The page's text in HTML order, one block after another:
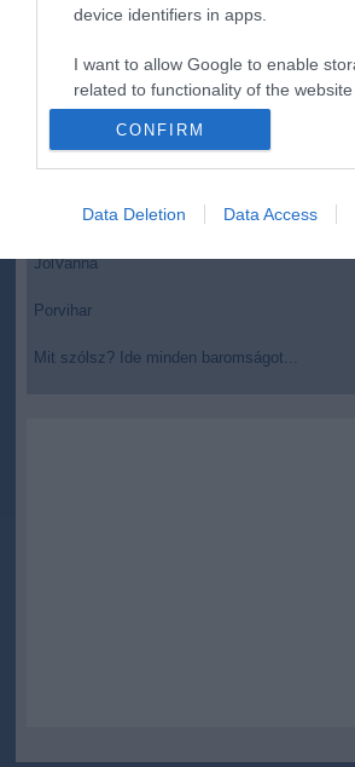
device identifiers in apps.
I want to allow Google to enable
related to functionality of the website
I want to allow Google to enable
related to personalization.
I want to allow Google to enable
functionality and fraud prevention,
CONFIRM
Data Deletion Data Access
top cikkek:
Nem is olyan egészséges a népszerű banán?
top fórum témák:
Tanár Úr gyere, mindjárt lesz Lillád!
AZ IGAZSÁG SOHA NEM KÉSŐ
JólVanna
Porvihar
Mit szólsz? Ide minden baromságot...